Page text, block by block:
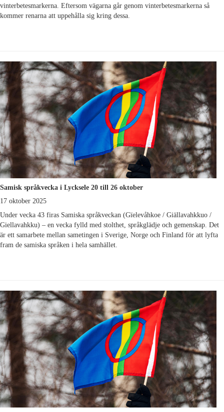
vinterbetesmarkerna. Eftersom vägarna går genom vinterbetesmarkerna så
kommer renarna att uppehålla sig kring dessa.
Samisk språkvecka i Lycksele 20 till 26 oktober
17 oktober 2025
Under vecka 43 firas Samiska språkveckan (Gïelevåhkoe / Giällavahkkuo /
Giellavahkku) – en vecka fylld med stolthet, språkglädje och gemenskap. Det
är ett samarbete mellan sametingen i Sverige, Norge och Finland för att lyfta
fram de samiska språken i hela samhället.